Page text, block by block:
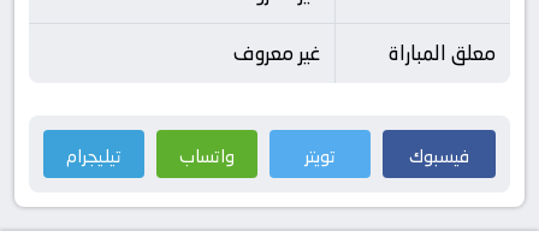
معلق المباراة
غير معروف
فيسبوك تويتر واتساب تيليجرام